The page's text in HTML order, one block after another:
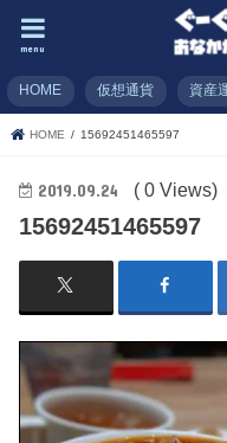
menu
HOME 仮想通貨 資産
HOME 15692451465597
2019.09.24 ( 0 Views)
15692451465597